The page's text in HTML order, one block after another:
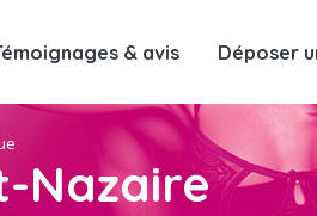
& avis Déposer
Nazaire